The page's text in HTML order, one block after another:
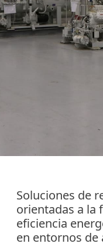
Soluciones de
orientadas a la
eficiencia
en entornos de